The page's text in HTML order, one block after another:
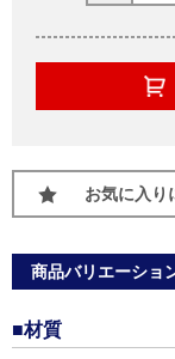
お気に入り
商品バリエーショ
■材質